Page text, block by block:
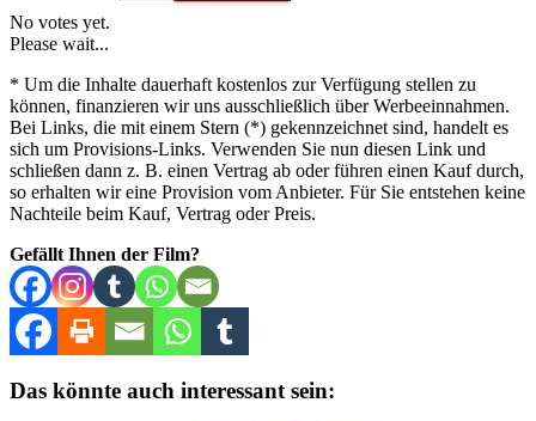
No votes yet.
Please wait...
* Um die Inhalte dauerhaft kostenlos zur Verfügung stellen zu
können, finanzieren wir uns ausschließlich über Werbeeinnahmen.
Bei Links, die mit einem Stern (*) gekennzeichnet sind, handelt es
sich um Provisions-Links. Verwenden Sie nun diesen Link und
schließen dann z. B. einen Vertrag ab oder führen einen Kauf durch,
so erhalten wir eine Provision vom Anbieter. Für Sie entstehen keine
Nachteile beim Kauf, Vertrag oder Preis.
Gefällt Ihnen der Film?
Das könnte auch interessant sein: